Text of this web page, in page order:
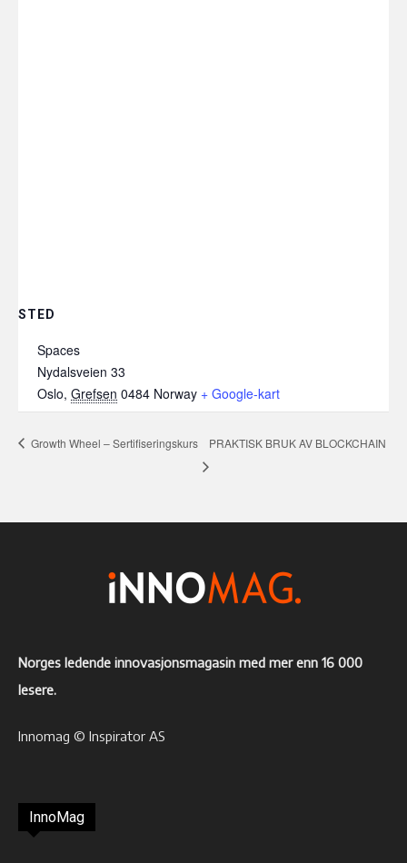
STED
Spaces
Nydalsveien 33
Oslo, Grefsen 0484 Norway + Google-kart
Growth Wheel – Sertifiseringskurs PRAKTISK BRUK AV BLOCKCHAIN
Norges ledende innovasjonsmagasin med mer enn 16 000
lesere.
Innomag © Inspirator AS
InnoMag